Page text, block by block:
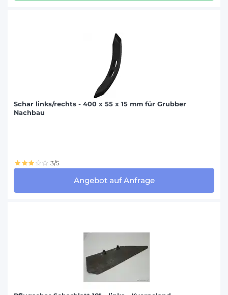
Schar links/rechts - 400 x 55 x 15 mm für Grubber
Nachbau
3/5
Angebot auf Anfrage